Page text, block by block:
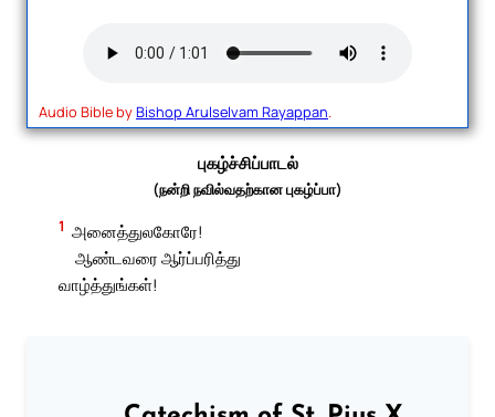
Audio Bible byBishop Arulselvam Rayappan.
புகழ்ச்சிப்பாடல்
(நன்றி நவில்வ‌தற்கான புகழ்ப்பா)
1 அனைத்துலகோரே!
ஆண்டவரை ஆர்ப்பரித்து
வாழ்த்துங்கள்!